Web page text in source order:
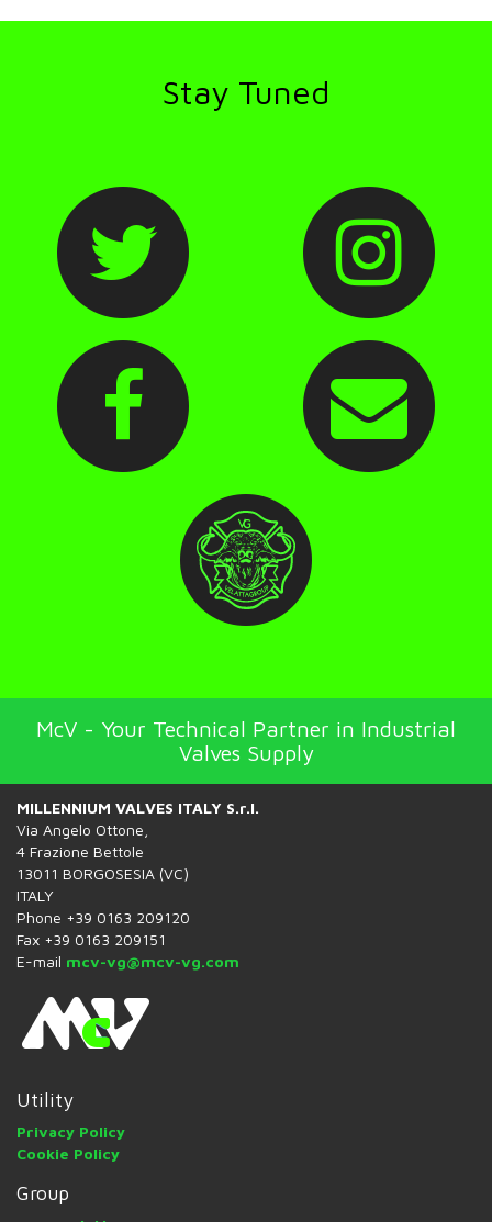
Stay Tuned
McV - Your Technical Partner in Industrial
Valves Supply
MILLENNIUM VALVES ITALY S.r.l.
Via Angelo Ottone,
4 Frazione Bettole
13011 BORGOSESIA (VC)
ITALY
Phone +39 0163 209120
Fax +39 0163 209151
E-mail mcv-vg@mcv-vg.com
Utility
Privacy Policy
Cookie Policy
Group